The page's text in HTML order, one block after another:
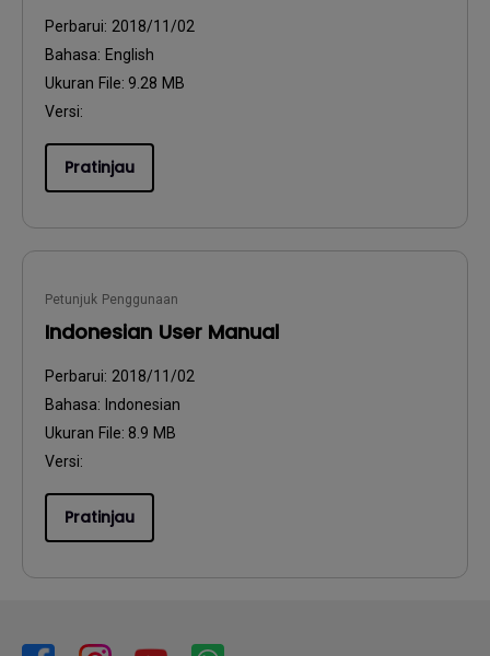
Perbarui: 2018/11/02
Bahasa: English
Ukuran File: 9.28 MB
Versi:
Pratinjau
Petunjuk Penggunaan
Indonesian User Manual
Perbarui: 2018/11/02
Bahasa: Indonesian
Ukuran File: 8.9 MB
Versi:
Pratinjau